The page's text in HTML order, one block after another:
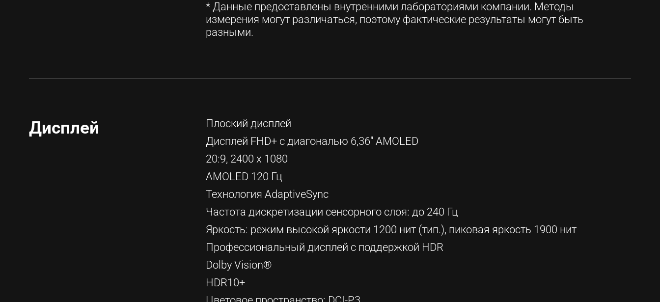
* Данные предоставлены внутренними лабораториями компании. Методы
измерения могут различаться, поэтому фактические результаты могут быть
разными.
Дисплей
Плоский дисплей
Дисплей FHD+ с диагональю 6,36" AMOLED
20:9, 2400 x 1080
AMOLED 120 Гц
Технология AdaptiveSync
Частота дискретизации сенсорного слоя: до 240 Гц
Яркость: режим высокой яркости 1200 нит (тип.), пиковая яркость 1900 нит
Профессиональный дисплей с поддержкой HDR
Dolby Vision®
HDR10+